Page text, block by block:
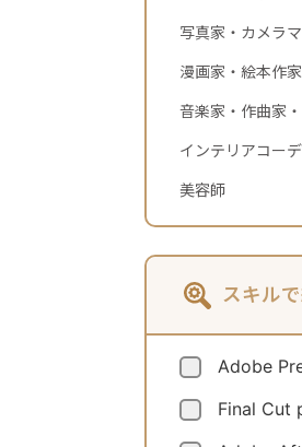
写真家・カメラ
漫画家・絵本作家
音楽家・作曲家
インテリアコー
美容師
スキル
Adobe
Final Cut